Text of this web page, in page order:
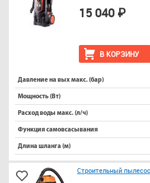
В КОРЗИНУ
15 040 ₽
Давление на вых макс. (бар)
Мощность (Вт)
Расход воды макс. (л/ч)
Функция самовсасывания
Длина шланга (м)
Строительный